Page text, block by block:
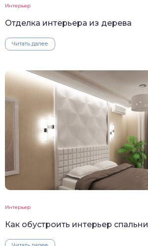
Интерьер
Отделка интерьера из дерева
Читать далее
Интерьер
Как обустроить интерьер спальни